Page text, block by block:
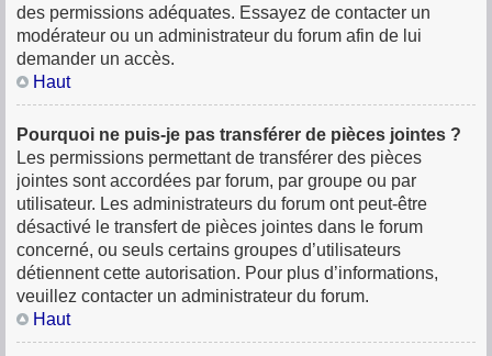
des permissions adéquates. Essayez de contacter un
modérateur ou un administrateur du forum afin de lui
demander un accès.
Haut
Pourquoi ne puis-je pas transférer de pièces jointes ?
Les permissions permettant de transférer des pièces
jointes sont accordées par forum, par groupe ou par
utilisateur. Les administrateurs du forum ont peut-être
désactivé le transfert de pièces jointes dans le forum
concerné, ou seuls certains groupes d’utilisateurs
détiennent cette autorisation. Pour plus d’informations,
veuillez contacter un administrateur du forum.
Haut